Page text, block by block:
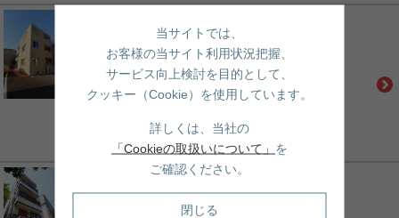
グランド本郷
都営大江戸線「春日」駅 徒歩5分
南北線「東大前」駅 徒歩8分
丸ノ内線「後楽園」駅 徒歩12分
14.7万円
建物面積: - / 10.74坪
土地面積:- / -
敷金/礼金:1ヶ月/1ヶ月
賃貸｜マンション
日本文化倶楽部ミュージアム
南北線「東大前」駅 徒歩4分
当サイトでは、
お客様の当サイト利用状況把握、
サービス向上検討を目的として、
クッキー（Cookie）を使用しています。
詳しくは、当社の
「Cookieの取扱いについて」 を
ご確認ください。
閉じる